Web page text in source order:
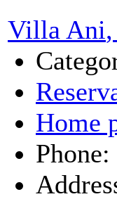
Villa Ani
Home